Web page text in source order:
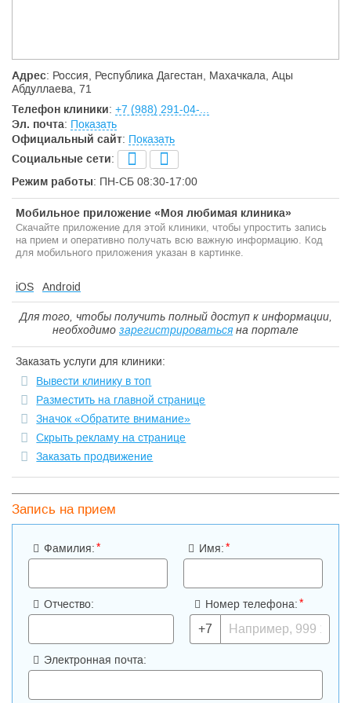
Адрес: Россия, Республика Дагестан, Махачкала, Ацы
Абдуллаева, 71
Телефон клиники: +7 (988) 291-04-...
Эл. почта: Показать
Официальный сайт: Показать
Социальные сети:
Режим работы: ПН-СБ 08:30-17:00
Мобильное приложение «Моя любимая клиника»
Скачайте приложение для этой клиники, чтобы упростить запись
на прием и оперативно получать всю важную информацию. Код
для мобильного приложения указан в картинке.
iOS Android
Для того, чтобы получить полный доступ к информации,
необходимо зарегистрироватьсяна портале
Заказать услуги для клиники:
Вывести клинику в топ
Разместить на главной странице
Значок «Обратите внимание»
Скрыть рекламу на странице
Заказать продвижение
Запись на прием
Фамилия:* Имя:*
Отчество: Номер телефона:*
+7
Электронная почта: